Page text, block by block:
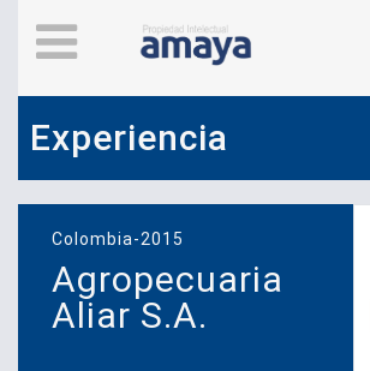
Experiencia
Colombia-2015
Agropecuaria
Aliar S.A.